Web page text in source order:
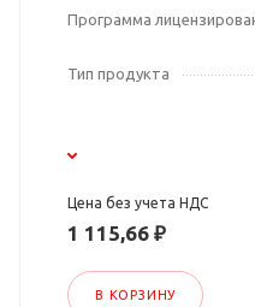
Программа
Тип продукта
Цена без учета НДС
1 115,66 ₽
В КОРЗИНУ